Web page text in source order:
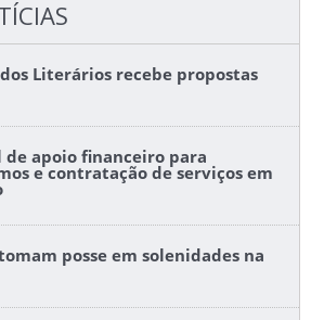
Literários recebe propostas
apoio financeiro para
e contratação de serviços em
posse em solenidades na